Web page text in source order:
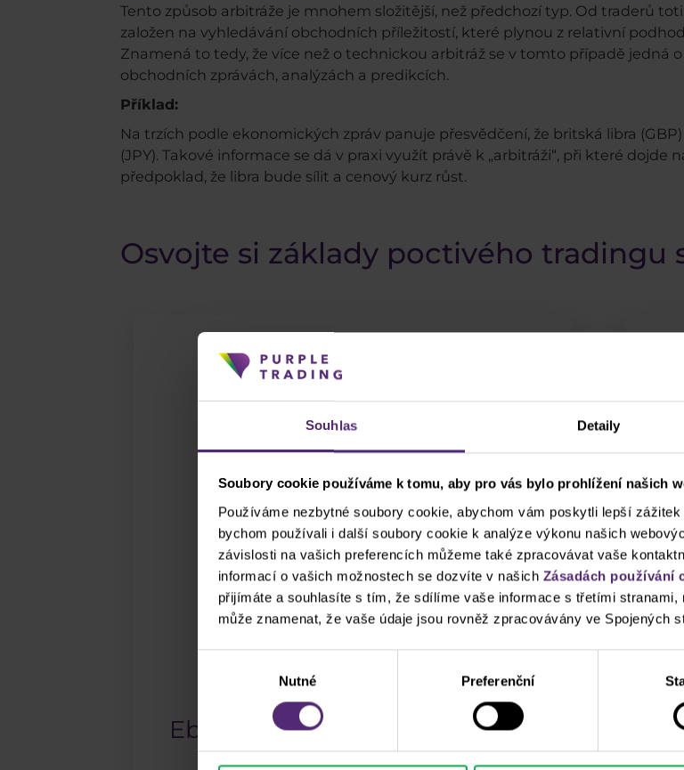
Souhlas Detaily
Soubory cookie používáme k tomu, aby pro vás bylo prohlížení našich
Používáme nezbytné soubory cookie, abychom vám poskytli lepší
bychom používali i další soubory cookie k analýze výkonu našich
závislosti na vašich preferencích můžeme také zpracovávat vaše
informací o vašich možnostech se dozvíte v našich Zásadách používání
přijímáte a souhlasíte s tím, že sdílíme vaše informace s třetími stranami,
může znamenat, že vaše údaje jsou rovněž zpracovávány ve Spojených
Nutné Preferenční
Tento způsob arbitráže je mnohem složitější, než předchozí typ. Od traderů
založen na vyhledávání obchodních příležitostí, které plynou z relativní
Znamená to tedy, že více než o technickou arbitráž se v tomto případě jedná
obchodních zprávách, analýzách a predikcích.
Příklad:
Na trzích podle ekonomických zpráv panuje přesvědčení, že britská libra
(JPY). Takové informace se dá v praxi využít právě k „arbitráži“, při které
předpoklad, že libra bude sílit a cenový kurz růst.
Osvojte si základy poctivého tradingu
Ebook: Jak obchodovat Forex